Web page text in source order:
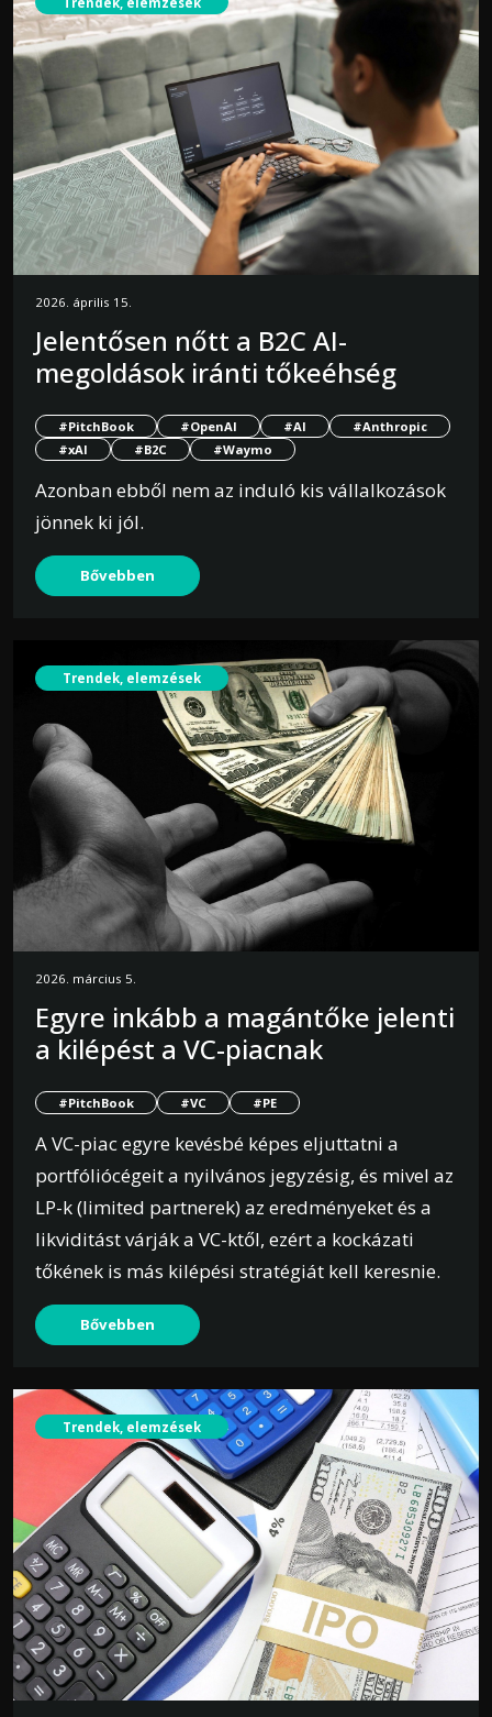
2026. április 15.
Jelentősen nőtt a B2C AI-
megoldások iránti tőkeéhség
#PitchBook #OpenAI #AI
#Anthropic
#xAI
#B2C #Waymo
Azonban ebből nem az induló kis vállalkozások
jönnek ki jól.
Bővebben
Trendek, elemzések
2026. március 5.
Egyre inkább a magántőke jelenti
a kilépést a VC-piacnak
#PitchBook #VC #PE
A VC-piac egyre kevésbé képes eljuttatni a
portfóliócégeit a nyilvános jegyzésig, és mivel az
LP-k (limited partnerek) az eredményeket és a
likviditást várják a VC-ktől, ezért a kockázati
tőkének is más kilépési stratégiát kell keresnie.
Bővebben
Trendek, elemzések